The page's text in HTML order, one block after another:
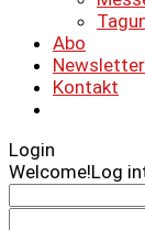
Abo
Newsletter
Kontakt
Login
Welcome!Log